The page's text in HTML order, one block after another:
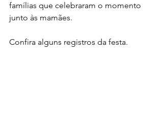
famílias que celebraram o momento
junto às mamães.
Confira alguns registros da festa.